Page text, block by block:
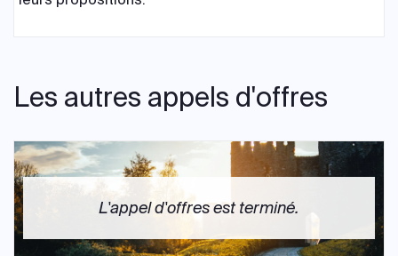
Les autres appels d'offres
L'appel d'offres est terminé.